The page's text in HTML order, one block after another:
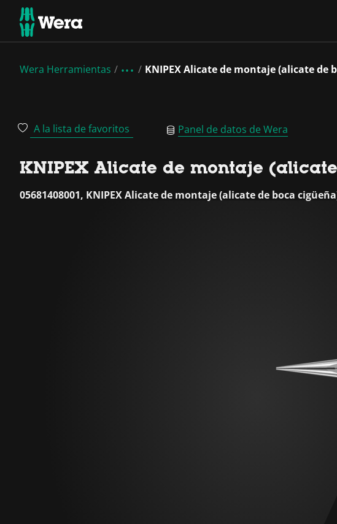
Wera Herramientas KNIPEX Alicate de montaje (alicate de
A la lista de favoritos Panel de datos de Wera
KNIPEX Alicate de montaje
05681408001, KNIPEX Alicate de montaje (alicate de boca